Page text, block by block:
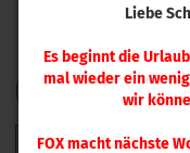
Liebe
Es beginnt die
mal wieder ein
wir
FOX macht nächste
FILTER
2 3 4 5